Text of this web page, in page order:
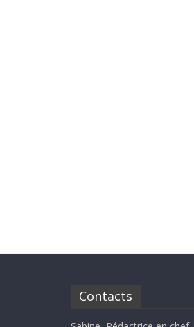
Contacts